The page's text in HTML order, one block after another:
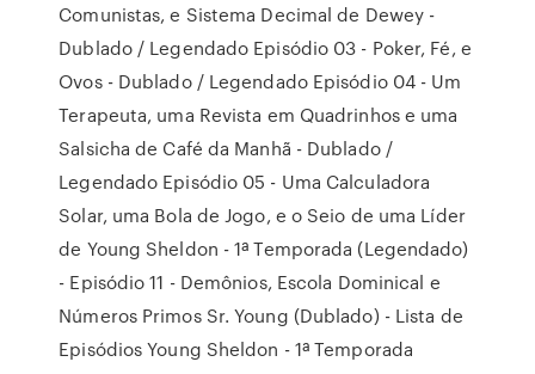
Comunistas, e Sistema Decimal de Dewey -
Dublado / Legendado Episódio 03 - Poker, Fé, e
Ovos - Dublado / Legendado Episódio 04 - Um
Terapeuta, uma Revista em Quadrinhos e uma
Salsicha de Café da Manhã - Dublado /
Legendado Episódio 05 - Uma Calculadora
Solar, uma Bola de Jogo, e o Seio de uma Líder
de Young Sheldon - 1ª Temporada (Legendado)
- Episódio 11 - Demônios, Escola Dominical e
Números Primos Sr. Young (Dublado) - Lista de
Episódios Young Sheldon - 1ª Temporada